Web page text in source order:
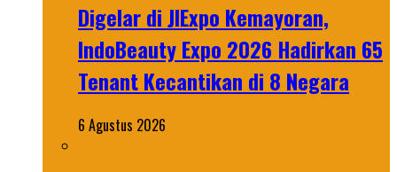
Digelar di JIExpo Kemayoran,
IndoBeauty Expo 2026 Hadirkan 65
Tenant Kecantikan di 8 Negara
6 Agustus 2026